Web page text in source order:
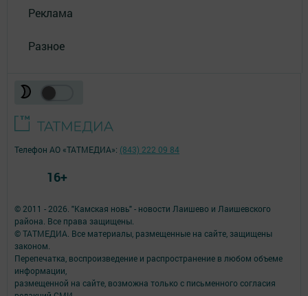
Реклама
Разное
© 2011 - 2026. "Камская новь" - новости Лаишево и Лаишевского
района. Все права защищены.
© ТАТМЕДИА. Все материалы, размещенные на сайте, защищены
законом.
Перепечатка, воспроизведение и распространение в любом объеме
информации,
размещенной на сайте, возможна только с письменного согласия
Телефон АО «ТАТМЕДИА»: (843) 222 09 84
16+